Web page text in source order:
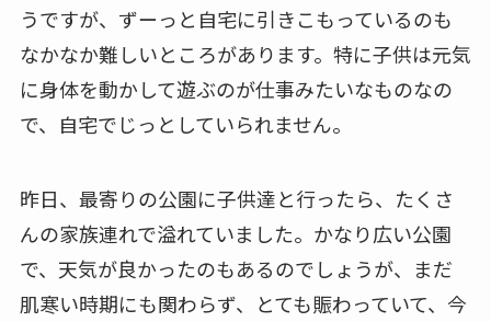
うですが、ずーっと自宅に引きこもっているのも
なかなか難しいところがあります。特に子供は元気
に身体を動かして遊ぶのが仕事みたいなものなの
で、自宅でじっとしていられません。
昨日、最寄りの公園に子供達と行ったら、たくさ
んの家族連れで溢れていました。かなり広い公園
で、天気が良かったのもあるのでしょうが、まだ
肌寒い時期にも関わらず、とても賑わっていて、今